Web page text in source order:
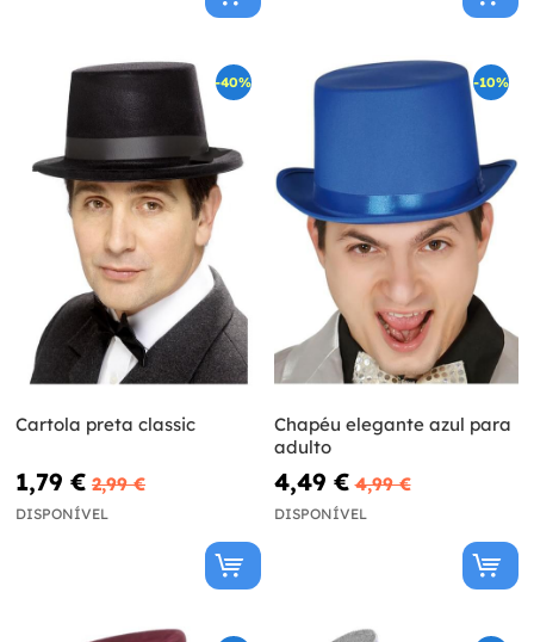
-40%
Cartola preta classic
1,79 € 2,99 €
DISPONÍVEL
-10%
Chapéu elegante azul para
adulto
4,49 € 4,99 €
DISPONÍVEL